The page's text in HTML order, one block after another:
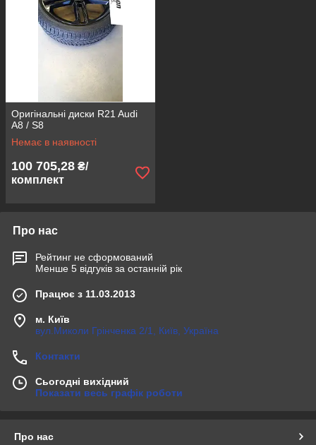
Оригінальні диски R21 Audi
A8 / S8
Немає в наявності
100 705,28 ₴/
комплект
Про нас
Рейтинг не сформований
Менше 5 відгуків за останній рік
Працює з 11.03.2013
м. Київ
вул.Миколи Грінченка 2/1, Київ, Україна
Контакти
Сьогодні вихідний
Показати весь графік роботи
Про нас